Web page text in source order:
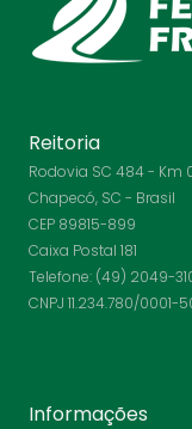
Reitoria
Rodovia SC 484 - Km
Chapecó, SC - Brasil
CEP 89815-899
Caixa Postal 181
Telefone: (49) 2049-
CNPJ 11.234.780/0001-
Informações